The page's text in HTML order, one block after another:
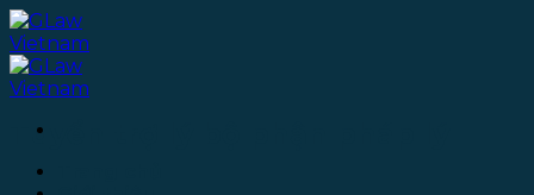
Bỏ
qua
nội
dung
Tuyển trợ lý bộ phận pháp lý